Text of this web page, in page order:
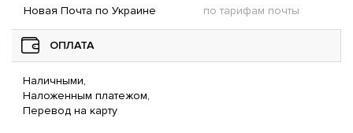
Новая Почта по Украине по тарифам почты
ОПЛАТА
Наличными,
Наложенным платежом,
Перевод на карту